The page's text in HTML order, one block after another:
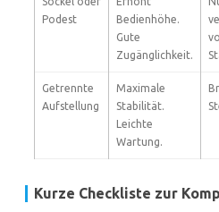
Podest
Bedienhöhe.
Gute
Zugänglichkeit.
Getrennte
Aufstellung
Maximale
Stabilität.
Leichte
Wartung.
Kurze Checkliste zur